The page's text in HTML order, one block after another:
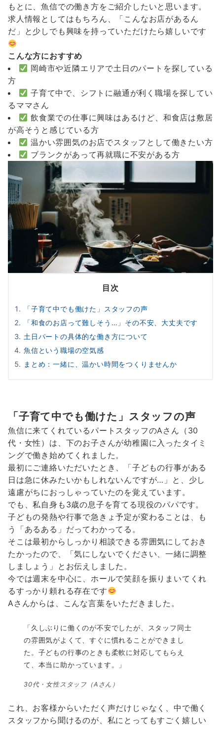
もとに、魚信での働き方をご紹介したいと思います。
求人情報としてはもちろん、「こんなお店があるん
だ」と少しでも興味を持っていただけたら嬉しいです
こんな方におすすめ
岡崎市や近隣エリアで土日のパートを探している
方
子育て中で、シフトに融通が利く職場を探してい
るママさん
飲食業での仕事に興味はあるけど、和食店は敷居
が高そうと感じている方
温かい雰囲気のお店でスタッフとして働きたい方
ブランクがあって再就職に不安がある方
目次
「子育て中でも働けた」スタッフの声
「和食のお店って難しそう…」その不安、大丈夫です
土日パートの具体的な働き方について
魚信という職場の空気感
まとめ：一緒に、温かい時間をつくりませんか
「子育て中でも働けた」スタッフの声
魚信に来てくれているパートスタッフのAさん（30
代・女性）は、下のお子さんが幼稚園に入ったタイミ
ングで働き始めてくれました。
最初にご連絡いただいたとき、「子どもの行事がある
日は急に休みたいかもしれないんですが…」と、少し
遠慮がちにおっしゃっていたのを覚えています。
でも、私自身も3歳の息子を育てる現役のパパです。
子どもの発熱や行事で急きょ予定が変わることは、も
う「あるある」だってわかってる。
そこは最初からしっかり相談できる雰囲気にしておき
たかったので、「気にしないでください、一緒に調整
しましょう」とお伝えしました。
今では週末を中心に、ホールで笑顔を振りまいてくれ
るすっかり頼れる存在です
Aさんからは、こんな言葉をいただきました。
「久しぶりに働くのが不安でしたが、スタッフ同士
の雰囲気がよくて、すぐに慣れることができまし
た。子どもの行事のときも柔軟に対応してもらえ
て、本当に助かっています。」
30代・女性スタッフ（Aさん）
これ、お客様からいただく声だけじゃなく、中で働く
スタッフから聞けるのが、私にとってもすごく嬉しい